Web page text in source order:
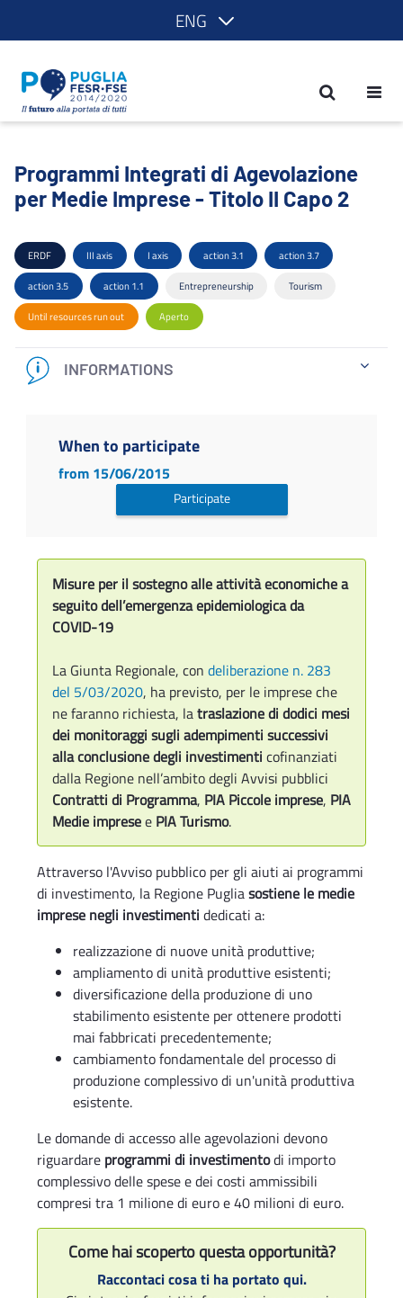
ENG
Programmi Integrati di Agevolazione
Programmi Integrati di Agevolazione
per Medie Imprese - Titolo II Capo 2
ERDF III axis I axis action 3.1 action 3.7
action 3.5 action 1.1 Entrepreneurship Tourism
Until resources run out Aperto
INFORMATIONS
When to participate
from 15/06/2015
Participate
Misure per il sostegno alle attività economiche a
seguito dell’emergenza epidemiologica da
COVID-19
La Giunta Regionale, con deliberazione n. 283
del 5/03/2020, ha previsto, per le imprese che
ne faranno richiesta, latraslazione di dodici mesi
dei monitoraggi sugli adempimenti successivi
alla conclusione degli investimenti cofinanziati
dalla Regione nell’ambito degli Avvisi pubblici
Contratti di Programma, PIA Piccole imprese, PIA
Medie impresee PIA Turismo.
Attraverso l'Avviso pubblico per gli aiuti ai programmi
di investimento, la Regione Pugliasostiene le medie
imprese negli investimenti dedicati a:
realizzazione di nuove unità produttive;
ampliamento di unità produttive esistenti;
diversificazione della produzione di uno
stabilimento esistente per ottenere prodotti
mai fabbricati precedentemente;
cambiamento fondamentale del processo di
produzione complessivo di un'unità produttiva
esistente.
Le domande di accesso alle agevolazioni devono
riguardare programmi di investimentodi importo
complessivo delle spese e dei costi ammissibili
compresi tra 1 milione di euro e 40 milioni di euro.
Come hai scoperto questa opportunità?
Raccontaci cosa ti ha portato qui.